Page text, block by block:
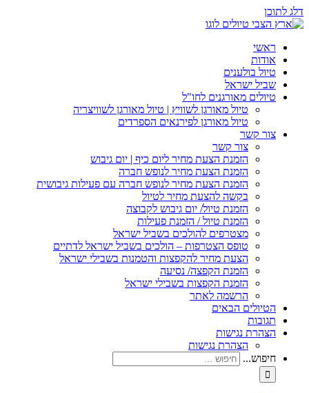
דלג לתוכן
ראשי
אודות
טיול בולענים
שביל ישראל
טיולים מאורגנים לחו"ל
טיול מאורגן לשוויץ | טיול מאורגן לשוויצריה
טיול מאורגן לפירנאים הספרדים
צור קשר
צור קשר
הזמנת הצעת מחיר ליום כיף | יום גיבוש
הזמנת הצעת מחיר לנופש חברה
הזמנת הצעת מחיר לנופש חברה עם פעילות גיבושית
בקשה להצעת מחיר לטיול
הזמנת טיול/ יום גיבוש לקבוצה
הזמנת טיול / הזמנת פעילות
מצטרפים להולכים בשביל ישראל
טופס הצטרפות – הולכים בשביל ישראל לדתיים
הצעת מחיר להקפצות והטמנות בשבילי ישראל
הזמנת הקפצה/ נסיעה
הזמנת הקפצות בשבילי ישראל
הרשמה לאתר
הטיולים הבאים
תגובות
הצהרת נגישות
הצהרת נגישות
חיפוש...